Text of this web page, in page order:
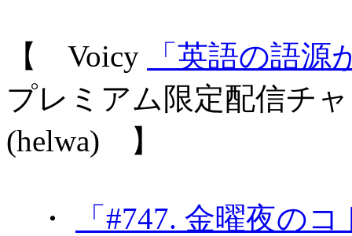
【 Voicy
「英語の語
プレミアム限定配信チ
(helwa) 】
・
「#747. 金曜夜の